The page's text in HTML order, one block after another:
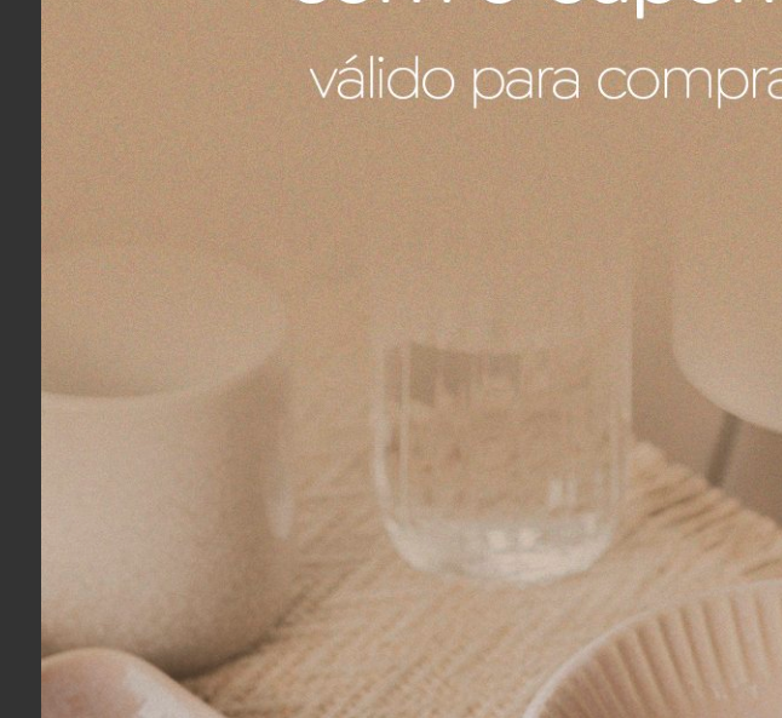
Porcelana Pip Studio
As porcelanas contam com um design totalmente
Informações do Produto
Modelo Medallion
Cor: Caqui/Branco/Estampado
Material: Porcelana
Conteúdo: 1 Tigela
Quantidade de Peças: 01 Peça